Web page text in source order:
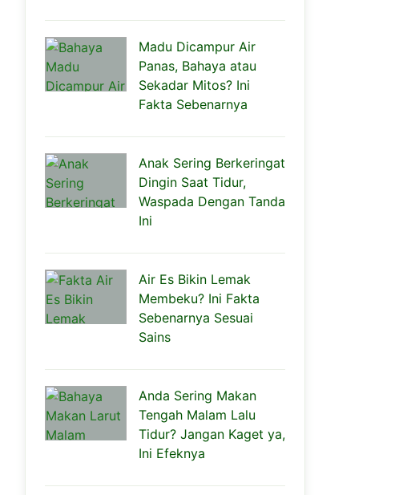
Madu Dicampur Air
Panas, Bahaya atau
Sekadar Mitos? Ini
Fakta Sebenarnya
Anak Sering Berkeringat
Dingin Saat Tidur,
Waspada Dengan Tanda
Ini
Air Es Bikin Lemak
Membeku? Ini Fakta
Sebenarnya Sesuai
Sains
Anda Sering Makan
Tengah Malam Lalu
Tidur? Jangan Kaget ya,
Ini Efeknya